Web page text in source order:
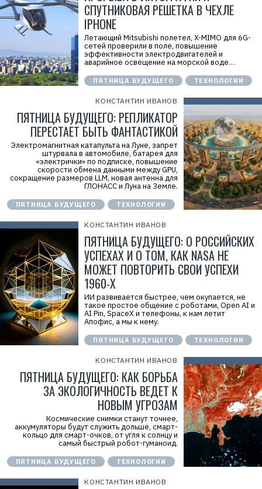
СПУТНИКОВАЯ РЕШЕТКА В ЧЕХЛЕ
IPHONE
Летающий Mitsubishi полетел, X-MIMO для 6G-
сетей проверили в поле, повышение
эффективности электродвигателей и
аварийное освещение на морской воде…
ПЯТНИЦА БУДУЩЕГО ТЕХНОЛОГИИ
КОНСТАНТИН ИВАНОВ
ПЯТНИЦА БУДУЩЕГО: РЕПЛИКАТОР
ПЕРЕСТАЕТ БЫТЬ ФАНТАСТИКОЙ
Электромагнитная катапульта на Луне, запрет
штурвала в автомобиле, батарея для
«электрички» по подписке, повышение
скорости обмена данными между GPU,
сокращение размеров LLM, новая антенна для
ГЛОНАСС и Луна на Земле.
ПЯТНИЦА БУДУЩЕГО ТЕХНОЛОГИИ
КОНСТАНТИН ИВАНОВ
ПЯТНИЦА БУДУЩЕГО: О РОССИЙСКИХ
УСПЕХАХ И О ТОМ, КАК NASA НЕ
МОЖЕТ ПОВТОРИТЬ СВОИ УСПЕХИ
1960-Х
ИИ развивается быстрее, чем окупается, не
такое простое общение с роботами, Open AI и
AI Pin, SpaceX и телефоны, к нам летит
Апофис, а мы к нему.
ПЯТНИЦА БУДУЩЕГО ТЕХНОЛОГИИ
КОНСТАНТИН ИВАНОВ
ПЯТНИЦА БУДУЩЕГО: КАК БОРЬБА
ЗА ЭКОЛОГИЧНОСТЬ ВЕДЕТ К
НОВЫМ УГРОЗАМ
Космические снимки станут точнее,
аккумуляторы будут служить дольше, смарт-
кольцо для смарт-очков, от угля к солнцу и
самый быстрый робот-гуманоид.
ПЯТНИЦА БУДУЩЕГО ТЕХНОЛОГИИ
КОНСТАНТИН ИВАНОВ